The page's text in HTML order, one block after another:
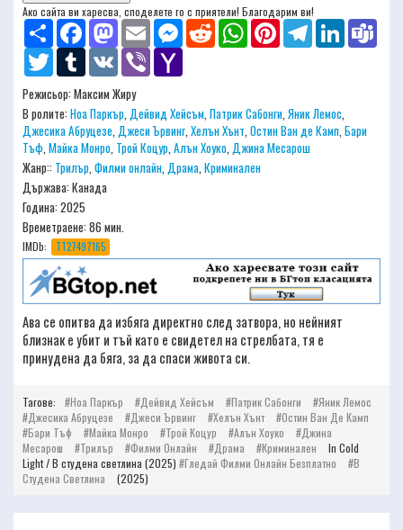
Ако сайта ви харесва, споделете го с приятели! Благодарим ви!
Share
FacebookMastodonEmail MessengerReddit WhatsAppPinterestTelegramLinkedIn
Twitter
Tumblr VK Viber
Режисьор:Максим Жиру
В ролите:Ноа Паркър,Дейвид Хейсъм,Патрик Сабонги,Яник Лемос,
Джесика Абруцезе,Джеси Ървинг,Хелън Хънт,Остин Ван де Камп,Бари
Тъф,Майка Монро, Трой Коцур,Алън Хоуко,Джина Месарош
Жанр:: Трилър,Филми онлайн,Драма,Криминален
Държава: Канада
Година: 2025
Времетраене:86 мин.
IMDb: TT27497165
Ава се опитва да избяга директно след затвора, но нейният
близнак е убит и тъй като е свидетел на стрелбата, тя е
принудена да бяга, за да спаси живота си.
Тагове: Ноа Паркър Дейвид Хейсъм Патрик Сабонги
Яник Лемос
Джесика Абруцезе
Джеси Ървинг Хелън Хънт
Остин Ван Де Камп
Бари Тъф
Майка Монро Трой Коцур Алън Хоуко
Джина
Месарош
Трилър Филми Онлайн Драма Криминален
In Cold
Light / В студена светлина (2025) Гледай Филми Онлайн Безплатно
В
Студена Светлина
(2025)